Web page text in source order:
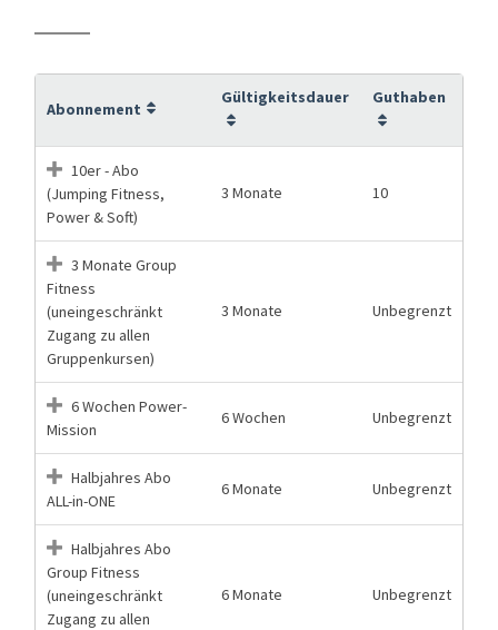
Abonnement
Gültigkeitsdauer Guthaben
10er - Abo
(Jumping Fitness,
Power & Soft)
3 Monate 10
3 Monate Group
Fitness
(uneingeschränkt
Zugang zu allen
Gruppenkursen)
3 Monate Unbegrenzt
6 Wochen Power-
Mission
6 Wochen Unbegrenzt
Halbjahres Abo
ALL-in-ONE
6 Monate Unbegrenzt
Halbjahres Abo
Group Fitness
(uneingeschränkt
Zugang zu allen
6 Monate Unbegrenzt